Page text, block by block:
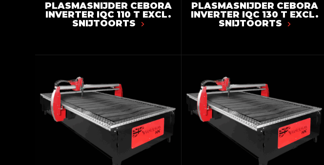
PLASMASNIJDER CEBORA
INVERTER IQC 110 T EXCL.
SNIJTOORTS
PLASMASNIJDER CEBORA
INVERTER IQC 130 T EXCL.
SNIJTOORTS